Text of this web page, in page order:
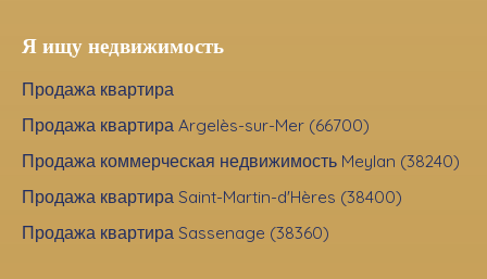
Я ищу недвижимость
Продажа квартира
Продажа квартира Argelès-sur-Mer (66700)
Продажа коммерческая недвижимость Meylan (38240)
Продажа квартира Saint-Martin-d'Hères (38400)
Продажа квартира Sassenage (38360)